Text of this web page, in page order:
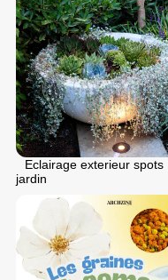
Eclairage exterieur spots
jardin